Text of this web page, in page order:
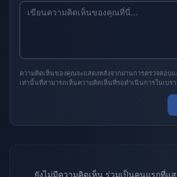
ความคิดเห็นของคุณจะแสดงหลังจากผ่านการตรวจสอบ
เท่านั้นที่สามารถเห็นความคิดเห็นที่รอดำเนินการในเบร
ยังไม่มีความคิดเห็น ร่วมเป็นคนแรกที่แ